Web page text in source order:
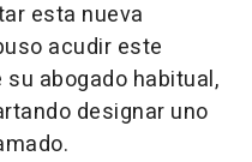
esta nueva
acudir este
abogado habitual,
designar uno